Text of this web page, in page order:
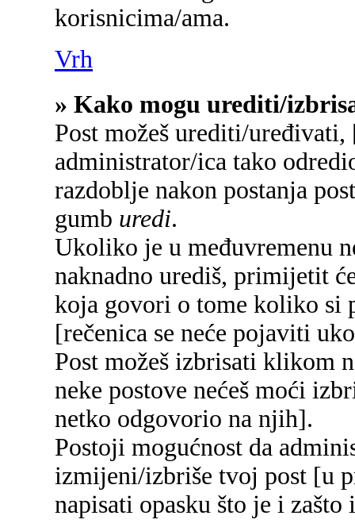
korisnicima/ama.
Vrh
» Kako mogu urediti/
Post možeš urediti/
administrator/ica tako
razdoblje nakon postanja
gumb uredi.
Ukoliko je u međuvremenu
naknadno urediš, primijetit
koja govori o tome koliko si
[rečenica se neće pojaviti
Post možeš izbrisati klikom
neke postove nećeš moći
netko odgovorio na njih].
Postoji mogućnost da
izmijeni/izbriše tvoj post [u
napisati opasku što je i